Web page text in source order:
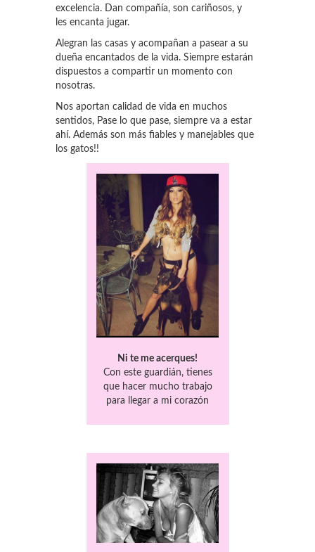
excelencia. Dan compañía, son cariñosos, y
les encanta jugar.
Alegran las casas y acompañan a pasear a su
dueña encantados de la vida. Siempre estarán
dispuestos a compartir un momento con
nosotras.
Nos aportan calidad de vida en muchos
sentidos, Pase lo que pase, siempre va a estar
ahí. Además son más fiables y manejables que
los gatos!!
Ni te me acerques!
Con este guardián, tienes
que hacer mucho trabajo
para llegar a mi corazón